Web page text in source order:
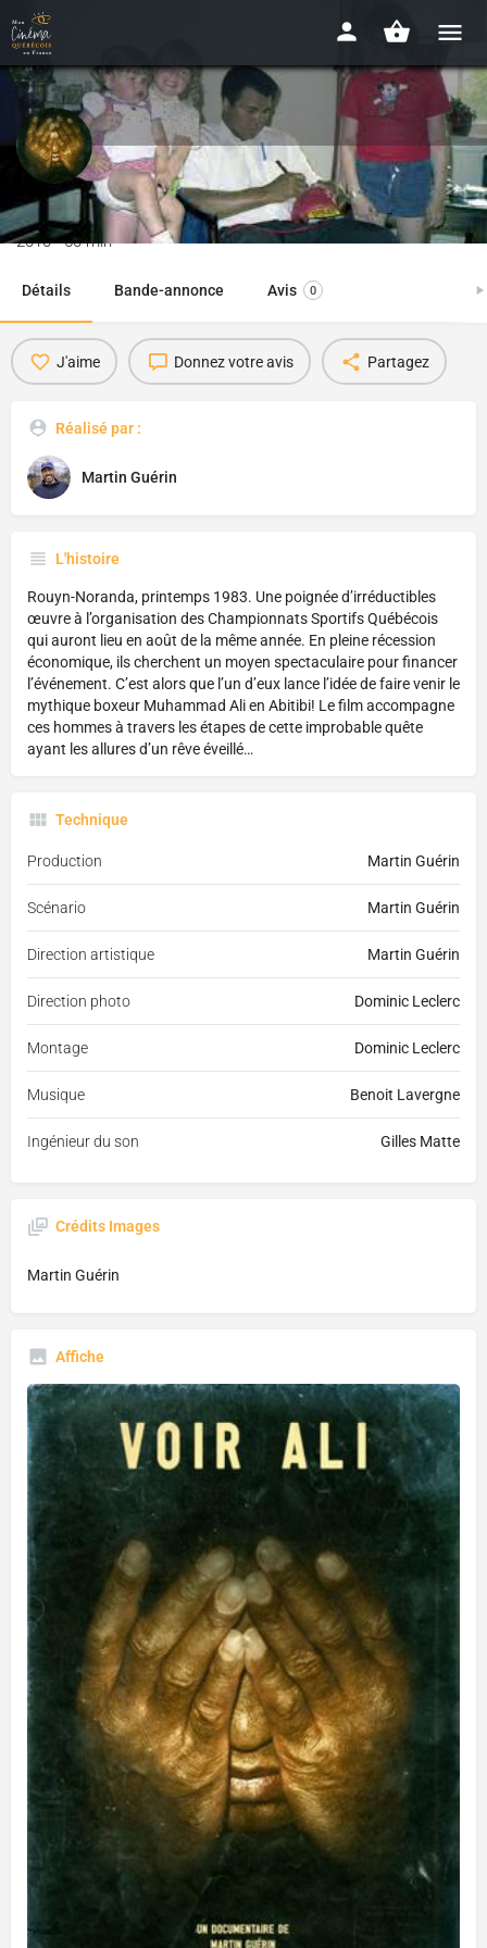
Voir Ali
2010 - 50 min
Détails Bande-annonce Avis 0
J'aime Donnez votre avis Partagez
Réalisé par :
Martin Guérin
L'histoire
Rouyn-Noranda, printemps 1983. Une poignée d’irréductibles
œuvre à l’organisation des Championnats Sportifs Québécois
qui auront lieu en août de la même année. En pleine récession
économique, ils cherchent un moyen spectaculaire pour financer
l’événement. C’est alors que l’un d’eux lance l’idée de faire venir le
mythique boxeur Muhammad Ali en Abitibi! Le film accompagne
ces hommes à travers les étapes de cette improbable quête
ayant les allures d’un rêve éveillé…
Technique
Production Martin Guérin
Scénario Martin Guérin
Direction artistique Martin Guérin
Direction photo Dominic Leclerc
Montage Dominic Leclerc
Musique Benoit Lavergne
Ingénieur du son Gilles Matte
Crédits Images
Martin Guérin
Affiche